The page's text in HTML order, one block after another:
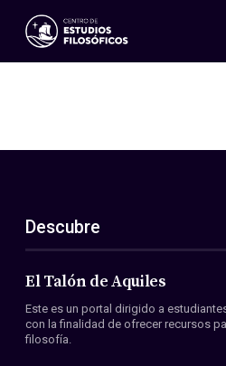
Eventos
ES
EN
Acerca de nosotros
Miembros
Convenios
Descubre
El Talón de Aquiles
Este es un portal dirigido a
con la finalidad de ofrecer recursos
filosofía.